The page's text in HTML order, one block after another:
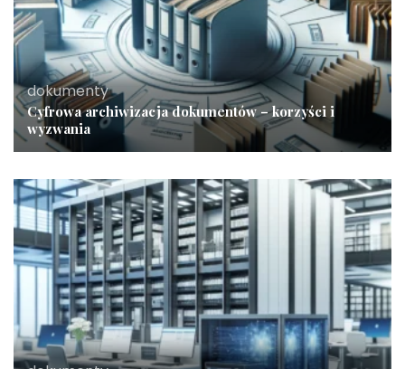
dokumenty
Cyfrowa archiwizacja dokumentów – korzyści i
wyzwania